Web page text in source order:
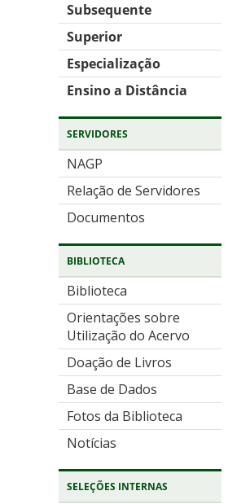
Subsequente
Superior
Especialização
Ensino a Distância
SERVIDORES
NAGP
Relação de Servidores
Documentos
BIBLIOTECA
Biblioteca
Orientações sobre
Utilização do Acervo
Doação de Livros
Base de Dados
Fotos da Biblioteca
Notícias
SELEÇÕES INTERNAS